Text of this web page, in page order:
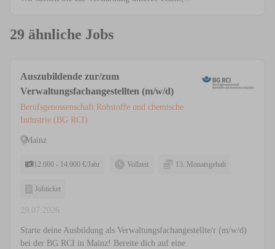
29 ähnliche Jobs
Auszubildende zur/zum
Verwaltungsfachangestellten (m/w/d)
Berufsgenossenschaft Rohstoffe und chemische
Industrie (BG RCI)
Mainz
12.000 - 14.000 €/Jahr Vollzeit 13. Monatsgehalt
Jobticket
29.07.2026
Starte deine Ausbildung als Verwaltungsfachangestellte/r (m/w/d)
bei der BG RCI in Mainz! Bereite dich auf eine